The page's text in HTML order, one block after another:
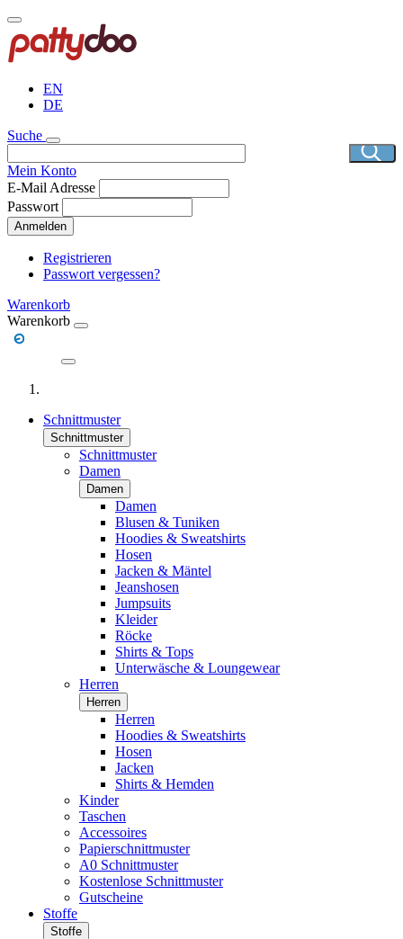
Direkt
zum
Inhalt
EN
DE
Suche
Mein Konto
E-Mail Adresse
Passwort
Anmelden
Registrieren
Passwort vergessen?
Warenkorb
Warenkorb
Schnittmuster
Schnittmuster
Schnittmuster
Damen
Damen
Damen
Blusen & Tuniken
Hoodies & Sweatshirts
Hosen
Jacken & Mäntel
Jeanshosen
Jumpsuits
Kleider
Röcke
Shirts & Tops
Unterwäsche & Loungewear
Herren
Herren
Herren
Hoodies & Sweatshirts
Hosen
Jacken
Shirts & Hemden
Kinder
Taschen
Accessoires
Papierschnittmuster
A0 Schnittmuster
Kostenlose Schnittmuster
Gutscheine
Stoffe
Stoffe